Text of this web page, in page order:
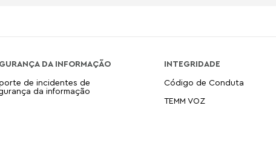
DA INFORMAÇÃO
de incidentes de
da informação
INTEGRIDADE
Código de Conduta
TEMM VOZ